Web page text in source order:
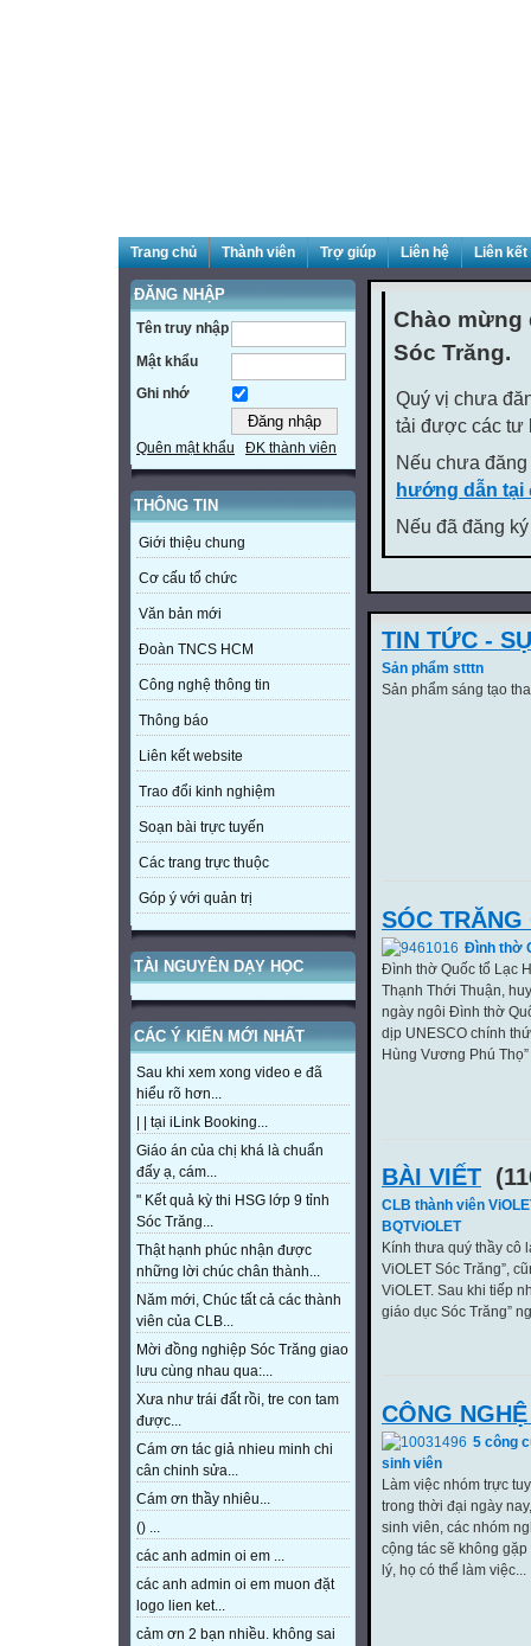
Trang chủ Thành viên Trợ giúp Liên hệ Liên
ĐĂNG NHẬP
Tên truy nhập
Mật khẩu
Ghi nhớ
Quên mật khẩu ĐK thành viên
THÔNG TIN
Giới thiệu chung
Cơ cấu tổ chức
Văn bản mới
Đoàn TNCS HCM
Công nghệ thông tin
Thông báo
Liên kết website
Trao đổi kinh nghiệm
Soạn bài trực tuyến
Các trang trực thuộc
Góp ý với quản trị
TÀI NGUYÊN DẠY HỌC
CÁC Ý KIẾN MỚI NHẤT
Sau khi xem xong video e đã
hiểu rõ hơn...
| | tại iLink Booking...
Giáo án của chị khá là chuẩn
đấy ạ, cám...
" Kết quả kỳ thi HSG lớp 9 tỉnh
Sóc Trăng...
Thật hạnh phúc nhận được
những lời chúc chân thành...
Năm mới, Chúc tất cả các thành
viên của CLB...
Mời đồng nghiệp Sóc Trăng giao
lưu cùng nhau qua:...
Xưa như trái đất rồi, tre con tam
được...
Cám ơn tác giả nhieu minh chi
cân chinh sửa...
Cám ơn thầy nhiêu...
() ...
các anh admin oi em ...
các anh admin oi em muon đặt
logo lien ket...
cảm ơn 2 bạn nhiều. không sai
Chào mừng
Sóc Trăng.
Quý vị chưa
tải được các tư
Nếu chưa
hướng dẫn tại
Nếu đã đăng
TIN TỨC -
Sản phẩm stttn
Sản phẩm sáng tạo
SÓC TRĂNG
Đình thờ
Đình thờ Quốc tổ Lạc
Thạnh Thới Thuận,
ngày ngôi Đình thờ
dịp UNESCO chính
Hùng Vương Phú
BÀI VIẾT
CLB thành viên
BQTViOLET
Kính thưa quý thầy cô
ViOLET Sóc Trăng”,
ViOLET. Sau khi tiếp
giáo dục Sóc Trăng”
CÔNG
5 công
sinh viên
Làm việc nhóm trực
trong thời đại ngày
sinh viên, các nhóm
cộng tác sẽ không
lý, họ có thể làm việc...